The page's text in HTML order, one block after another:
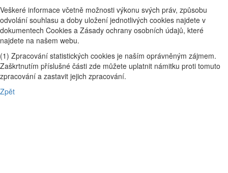
Veškeré informace včetně možnosti výkonu svých práv, způsobu
odvolání souhlasu a doby uložení jednotlivých cookies najdete v
dokumentech Cookies a Zásady ochrany osobních údajů, které
najdete na našem webu.
(1) Zpracování statistických cookies je naším oprávněným zájmem.
Zaškrtnutím příslušné části zde můžete uplatnit námitku proti tomuto
zpracování a zastavit jejich zpracování.
Zpět